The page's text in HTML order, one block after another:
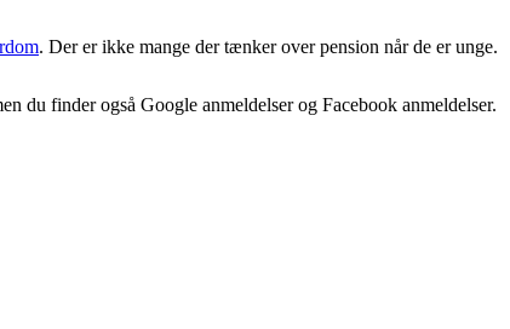
. Der er ikke mange der tænker over pension når de er unge.
du finder også Google anmeldelser og Facebook anmeldelser.